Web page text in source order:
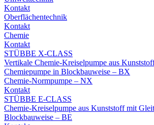
Kontakt
Oberflächentechnik
Kontakt
Chemie
Kontakt
STÜBBE X-CLASS
Vertikale Chemie-Kreiselpumpe aus
Chemiepumpe in Blockbauweise – BX
Chemie-Normpumpe – NX
Kontakt
STÜBBE E-CLASS
Chemie-Kreiselpumpe aus Kunststoff mit
Blockbauweise – BE